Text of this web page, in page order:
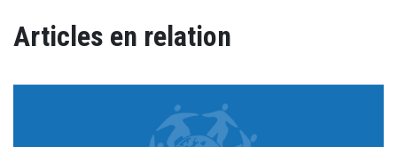
Articles en relation